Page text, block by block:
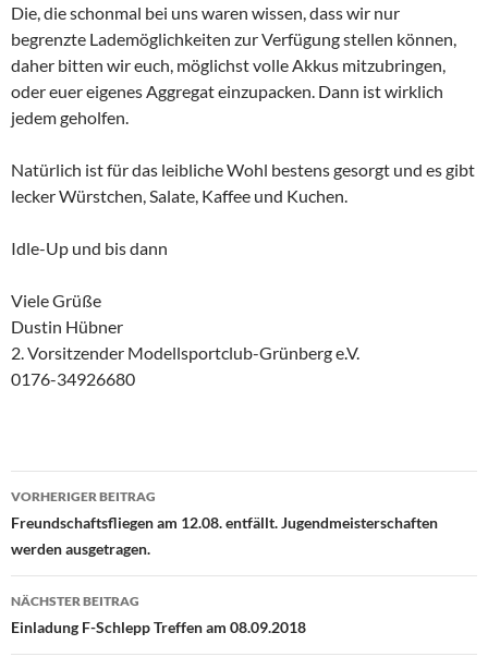
Die, die schonmal bei uns waren wissen, dass wir nur
begrenzte Lademöglichkeiten zur Verfügung stellen können,
daher bitten wir euch, möglichst volle Akkus mitzubringen,
oder euer eigenes Aggregat einzupacken. Dann ist wirklich
jedem geholfen.
Natürlich ist für das leibliche Wohl bestens gesorgt und es gibt
lecker Würstchen, Salate, Kaffee und Kuchen.
Idle-Up und bis dann
Viele Grüße
Dustin Hübner
2. Vorsitzender Modellsportclub-Grünberg e.V.
0176-34926680
Beitragsnavigation
VORHERIGER BEITRAG
Freundschaftsfliegen am 12.08. entfällt. Jugendmeisterschaften
werden ausgetragen.
NÄCHSTER BEITRAG
Einladung F-Schlepp Treffen am 08.09.2018